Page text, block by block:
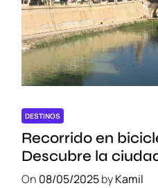
DESTINOS
Recorrido en
Descubre la
sostenible
On 08/05/2025byKamil